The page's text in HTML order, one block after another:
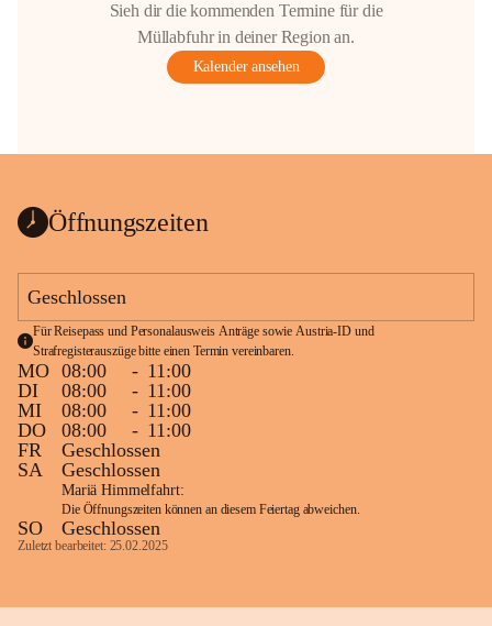
Sieh dir die kommenden Termine für die
Müllabfuhr in deiner Region an.
Kalender ansehen
Öffnungszeiten
Geschlossen
Für Reisepass und Personalausweis Anträge sowie Austria-ID und
Strafregisterauszüge bitte einen Termin vereinbaren.
MO 08:00 - 11:00
DI
08:00 - 11:00
MI
08:00 - 11:00
DO
08:00 - 11:00
FR
Geschlossen
SA
Geschlossen
Mariä Himmelfahrt:
Die Öffnungszeiten können an diesem Feiertag abweichen.
SO Geschlossen
Zuletzt bearbeitet: 25.02.2025